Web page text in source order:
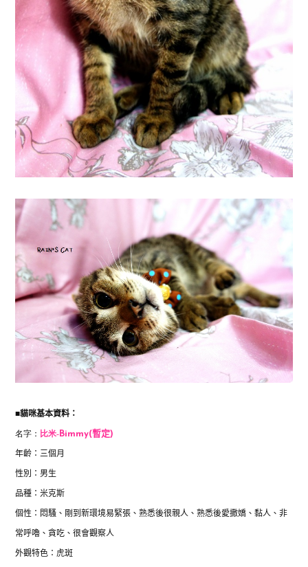
■貓咪基本資料：
名字： 比米-Bimmy(暫定)
年齡：三個月
性別：男生
品種：米克斯
個性：悶騷、剛到新環境易緊張、熟悉後很親人、熟悉後愛撒嬌、黏人、非
常呼嚕、貪吃、很會觀察人
外觀特色：虎斑